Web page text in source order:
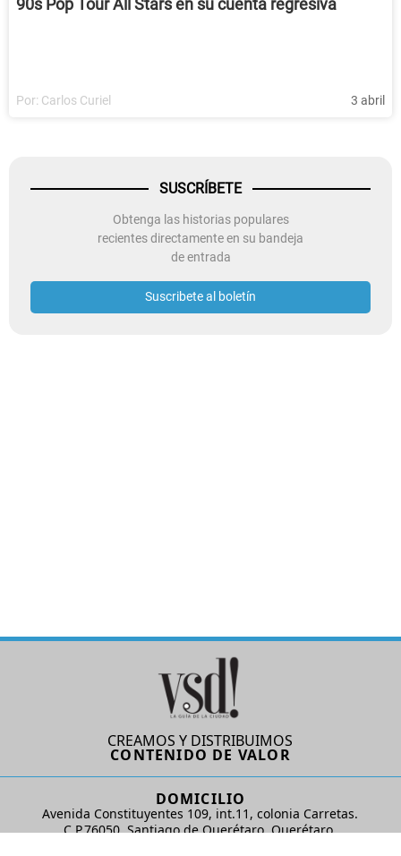
90s Pop Tour All Stars en su cuenta regresiva
Por: Carlos Curiel 3 abril
SUSCRÍBETE
Obtenga las historias populares
recientes directamente en su bandeja
de entrada
Suscribete al boletín
CREAMOS Y DISTRIBUIMOS
CONTENIDO DE VALOR
DOMICILIO
Avenida Constituyentes 109, int.11, colonia Carretas.
C.P.76050. Santiago de Querétaro, Querétaro.